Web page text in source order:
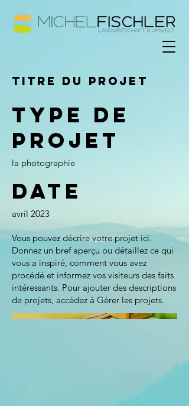
Titre du projet
Type de
projet
la photographie
Date
avril 2023
Vous pouvez décrire votre projet ici.
Donnez un bref aperçu ou détaillez ce qui
vous a inspiré, comment vous avez
procédé et informez vos visiteurs des faits
intéressants. Pour ajouter des descriptions
de projets, accédez à Gérer les projets.